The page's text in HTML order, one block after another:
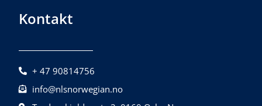
Kontakt
+ 47 90814756
info@nlsnorwegian.no